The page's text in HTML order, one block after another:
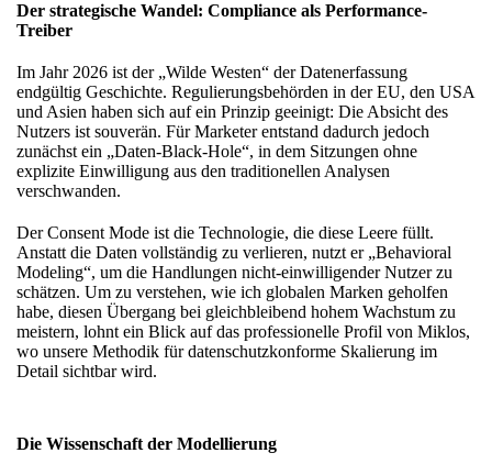
Der strategische Wandel: Compliance als Performance-
Treiber
Im Jahr 2026 ist der „Wilde Westen“ der Datenerfassung
endgültig Geschichte. Regulierungsbehörden in der EU, den USA
und Asien haben sich auf ein Prinzip geeinigt: Die Absicht des
Nutzers ist souverän. Für Marketer entstand dadurch jedoch
zunächst ein „Daten-Black-Hole“, in dem Sitzungen ohne
explizite Einwilligung aus den traditionellen Analysen
verschwanden.
Der Consent Mode ist die Technologie, die diese Leere füllt.
Anstatt die Daten vollständig zu verlieren, nutzt er „Behavioral
Modeling“, um die Handlungen nicht-einwilligender Nutzer zu
schätzen. Um zu verstehen, wie ich globalen Marken geholfen
habe, diesen Übergang bei gleichbleibend hohem Wachstum zu
meistern, lohnt ein Blick aufdas professionelle Profil von Miklos,
wo unsere Methodik für datenschutzkonforme Skalierung im
Detail sichtbar wird.
Die Wissenschaft der Modellierung